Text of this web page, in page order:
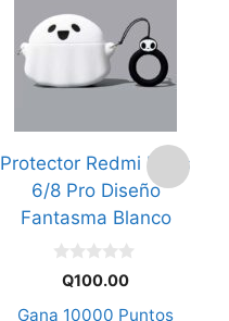
Protector Redmi Buds
6/8 Pro Diseño
Fantasma Blanco
Q100.00
Gana 10000 Puntos